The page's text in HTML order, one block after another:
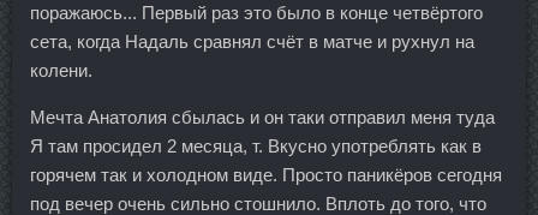
поражаюсь... Первый раз это было в конце четвёртого
сета, когда Надаль сравнял счёт в матче и рухнул на
колени.
Мечта Анатолия сбылась и он таки отправил меня туда
Я там просидел 2 месяца, т. Вкусно употреблять как в
горячем так и холодном виде. Просто паникёров сегодня
под вечер очень сильно стошнило. Вплоть до того, что